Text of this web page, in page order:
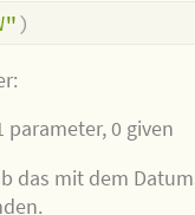
)
parameter, 0 given
das mit dem